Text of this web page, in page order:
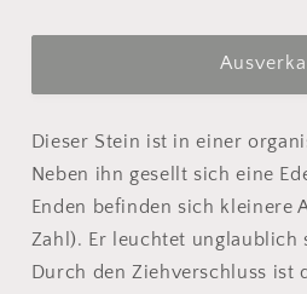
Apatit
Armband
|
Fluorit
Apatit
Edelstein
Armband
|
Fluorit
Dieser Stein ist in einer
Neben ihn gesellt sich eine
Enden befinden sich kleinere
Zahl). Er leuchtet unglaublich
Durch den Ziehverschluss ist